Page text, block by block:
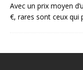
Avec un prix moyen
€, rares sont ceux qui